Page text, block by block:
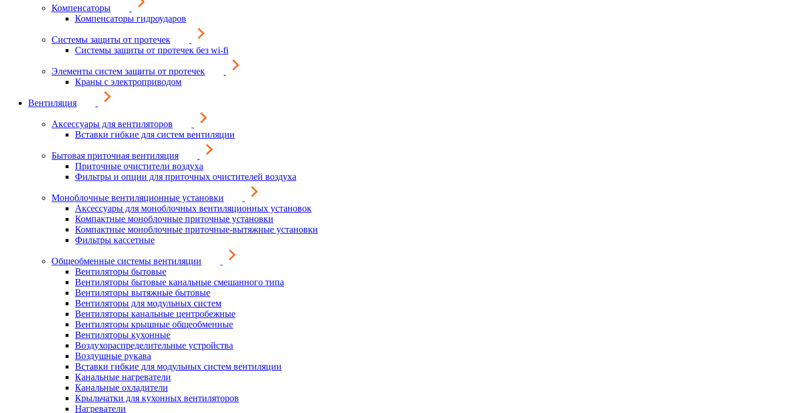
Компенсаторы
Компенсаторы гидроударов
Системы защиты от протечек
Системы защиты от протечек без wi-fi
Элементы систем защиты от протечек
Краны с электроприводом
Вентиляция
Аксессуары для вентиляторов
Вставки гибкие для систем вентиляции
Бытовая приточная вентиляция
Приточные очистители воздуха
Фильтры и опции для приточных очистителей воздуха
Моноблочные вентиляционные установки
Аксессуары для моноблочных вентиляционных установок
Компактные моноблочные приточные установки
Компактные моноблочные приточные-вытяжные установки
Фильтры кассетные
Общеобменные системы вентиляции
Вентиляторы бытовые
Вентиляторы бытовые канальные смешанного типа
Вентиляторы вытяжные бытовые
Вентиляторы для модульных систем
Вентиляторы канальные центробежные
Вентиляторы крышные общеобменные
Вентиляторы кухонные
Воздухораспределительные устройства
Воздушные рукава
Вставки гибкие для модульных систем вентиляции
Канальные нагреватели
Канальные охладители
Крыльчатки для кухонных вентиляторов
Нагреватели